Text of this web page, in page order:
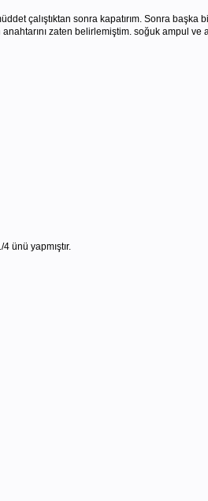
çalıştıktan sonra kapatırım. Sonra başka
zaten belirlemiştim. soğuk ampul ve
ünü yapmıştır.